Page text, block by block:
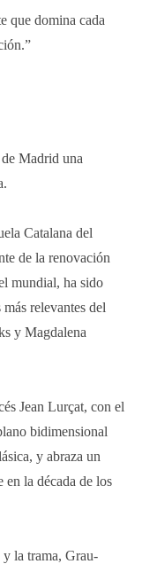
que domina cada
Madrid una
Catalana del
de la renovación
mundial, ha sido
relevantes del
y Magdalena
Jean Lurçat, con el
bidimensional
y abraza un
en la década de los
la trama, Grau-